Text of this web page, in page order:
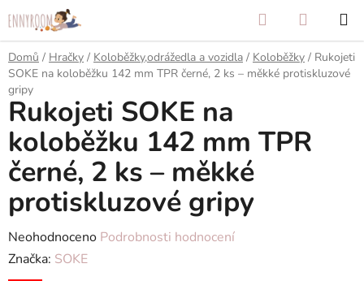
na
obsah
Hledat
KOŠÍK
Domů / Hračky / Koloběžky,odrážedla a vozidla / Koloběžky / Rukojeti
SOKE na koloběžku 142 mm TPR černé, 2 ks – měkké protiskluzové
gripy
Rukojeti SOKE na
koloběžku 142 mm TPR
černé, 2 ks – měkké
protiskluzové gripy
Průměrné
hodnocení
Neohodnoceno Podrobnosti hodnocení
Značka: SOKE